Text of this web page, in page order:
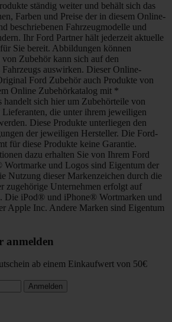
ständig weiter und behält sich das
Farben und Preise der in diesem Online-
beschriebenen Fahrzeugmodelle und
Ihr Ford Partner hält jederzeit aktuelle
Sie bereit. Abbildungen können
Zubehör kann sich auf den
auswirken. Dieser Online-
Ford Zubehör auch Produkte von
Online Zubehörkatalog mit *
handelt sich hier um Zubehörteile von
die unter ihrem jeweiligen
Diese Produkte unterliegen den
der jeweiligen Hersteller. Die Ford-
für diese Produkte keine Garantie.
dazu erhalten Sie von Ihrem Ford
Wortmarke und Logos sind Eigentum der
Nutzung dieser Markenzeichen durch die
zugehörige Unternehmen erfolgt auf
Die iPod® und iPhone® Wortmarken und
Apple Inc. Andere Marken sind Eigentum
anmelden
ab einem Einkaufwert von 50€
Anmelden